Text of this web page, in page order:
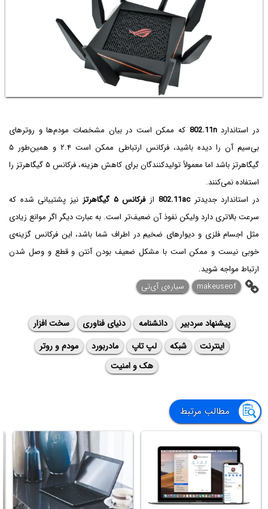
در استاندارد802.11n که ممکن است در بیان مشخصات مودم‌ها و روترهای
بی‌سیم آن را دیده باشید، فرکانس ارتباطی ممکن است ۲.۴ و همین‌طور ۵
گیگاهرتز باشد اما معمولاً تولیدکنندگان برای کاهش هزینه، فرکانس ۵ گیگاهرتز را
استفاده نمی‌کنند.
در استاندارد جدیدتر802.11ac ازفرکانس ۵ گیگاهرتز
نیز پشتیبانی شده که
سرعت بالاتری دارد ولیکن نفوذ آن ضعیف‌تر است. به عبارت دیگر اگر موانع زیادی
مثل اجسام فلزی و دیوارهای ضخیم در اطراف شما باشد، این فرکانس گزینه‌ی
خوبی نیست و ممکن است با مشکل ضعیف بودن آنتن و قطع و وصل شدن
ارتباط مواجه شوید.
makeuseof
سیاره‌ی آی‌تی
پیشنهاد سردبیر دانشنامه دنیای فناوری
سخت افزار
اینترنت
شبکه لپ تاپ مادربورد
مودم و روتر
هک و امنیت
مطالب مرتبط